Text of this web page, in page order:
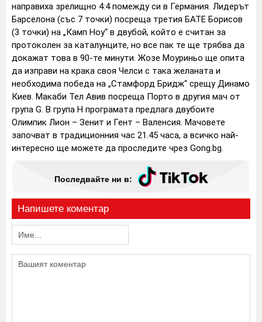
направиха зрелищно 4:4 помежду си в Германия. Лидерът
Барселона (със 7 точки) посреща третия БАТЕ Борисов
(3 точки) на „Камп Ноу“ в двубой, който е считан за
протоколен за каталунците, но все пак те ще трябва да
докажат това в 90-те минути. Жозе Моуриньо ще опита
да изправи на крака своя Челси с така желаната и
необходима победа на „Стамфорд Бридж“ срещу Динамо
Киев. Макаби Тел Авив посреща Порто в другия мач от
група G. В група H програмата предлага двубоите
Олимпик Лион – Зенит и Гент – Валенсия. Мачовете
започват в традиционния час 21.45 часа, а всичко най-
интересно ще можете да проследите чрез Gong.bg.
Последвайте ни в:
Напишете коментар